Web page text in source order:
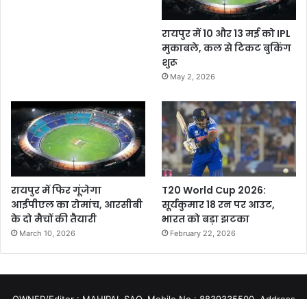
रायपुर में 10 और 13 मई को IPL
मुकाबले, कल से टिकट बुकिंग
शुरू
May 2, 2026
रायपुर में फिर गूंजेगा
आईपीएल का रोमांच, आरसीबी
के दो मैचों की तैयारी
March 10, 2026
T20 World Cup 2026:
सूर्यकुमार 18 रन पर आउट,
भारत को बड़ा झटका
February 22, 2026